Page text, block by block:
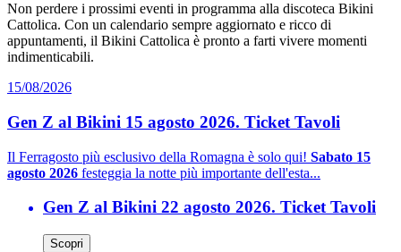
Non perdere i prossimi eventi in programma alla discoteca Bikini
Cattolica. Con un calendario sempre aggiornato e ricco di
appuntamenti, il Bikini Cattolica è pronto a farti vivere momenti
indimenticabili.
15/08/2026
Gen Z al Bikini 15 agosto 2026. Ticket Tavoli
Il Ferragosto più esclusivo della Romagna è solo qui! Sabato 15
agosto 2026 festeggia la notte più importante dell'esta...
Gen Z al Bikini 22 agosto 2026. Ticket Tavoli
Scopri